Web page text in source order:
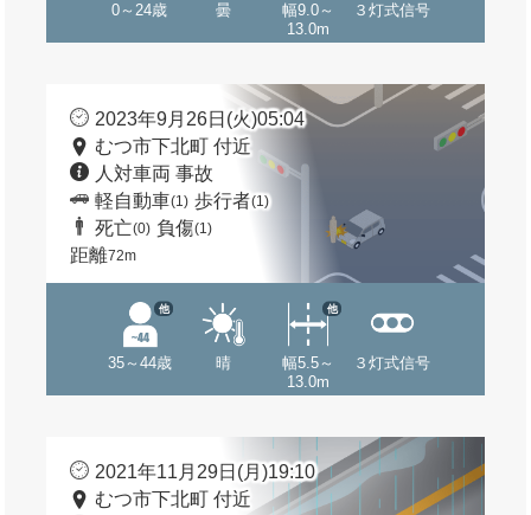
0～24歳 曇
幅9.0～
13.0m
３灯式信号
2023年9月26日(火)05:04
むつ市下北町 付近
人対車両 事故
軽自動車(1) 歩行者(1)
死亡(0) 負傷(1)
距離72m
35～44歳
他
晴
幅5.5～
13.0m
他
３灯式信号
2021年11月29日(月)19:10
むつ市下北町 付近